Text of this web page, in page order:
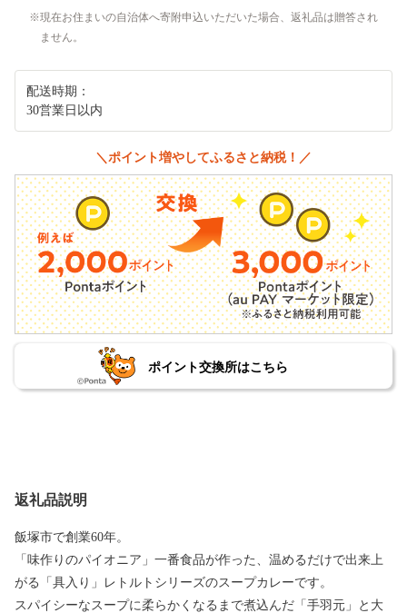
現在お住まいの自治体へ寄附申込いただいた場合、返礼品は贈答され
ません。
配送時期：
30営業日以内
＼ポイント増やしてふるさと納税！／
ポイント交換所はこちら
返礼品説明
飯塚市で創業60年。
「味作りのパイオニア」一番食品が作った、温めるだけで出来上
がる「具入り」レトルトシリーズのスープカレーです。
スパイシーなスープに柔らかくなるまで煮込んだ「手羽元」と大